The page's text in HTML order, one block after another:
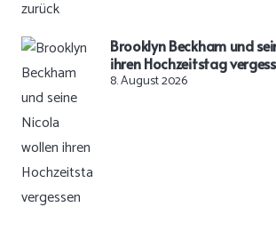
Brooklyn Beckham und
ihren Hochzeitstag
8. August 2026